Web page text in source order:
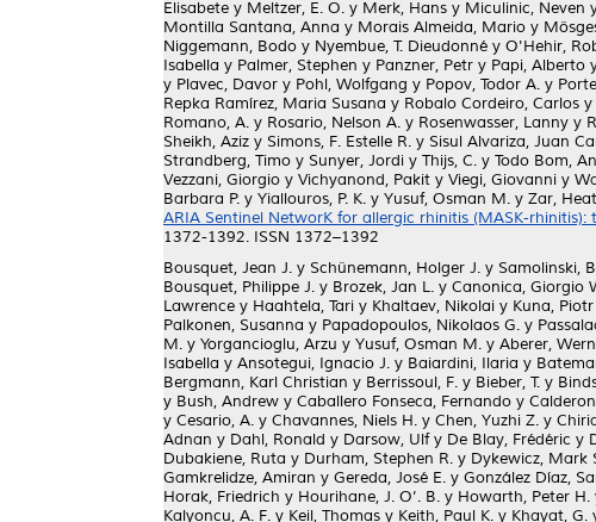
Elisabete y Meltzer, E. O. y Merk, Hans y Miculinic, Neven
Montilla Santana, Anna y Morais Almeida, Mario y
Niggemann, Bodo y Nyembue, T. Dieudonné y O'Hehir,
Isabella y Palmer, Stephen y Panzner, Petr y Papi, Alberto
y Plavec, Davor y Pohl, Wolfgang y Popov, Todor A. y
Repka Ramírez, Maria Susana y Robalo Cordeiro, Carlos y
Romano, A. y Rosario, Nelson A. y Rosenwasser, Lanny y
Sheikh, Aziz y Simons, F. Estelle R. y Sisul Alvariza, Juan
Strandberg, Timo y Sunyer, Jordi y Thijs, C. y Todo Bom,
Vezzani, Giorgio y Vichyanond, Pakit y Viegi, Giovanni y
Barbara P. y Yiallouros, P. K. y Yusuf, Osman M. y Zar,
ARIA Sentinel NetworK for allergic rhinitis (MASK-
1372-1392. ISSN 1372–1392
Bousquet, Jean J. y Schünemann, Holger J. y Samolinski,
Bousquet, Philippe J. y Brozek, Jan L. y Canonica, Giorgio
Lawrence y Haahtela, Tari y Khaltaev, Nikolai y Kuna, Piotr
Palkonen, Susanna y Papadopoulos, Nikolaos G. y
M. y Yorgancioglu, Arzu y Yusuf, Osman M. y Aberer,
Isabella y Ansotegui, Ignacio J. y Baiardini, Ilaria y
Bergmann, Karl Christian y Berrissoul, F. y Bieber, T. y
y Bush, Andrew y Caballero Fonseca, Fernando y
y Cesario, A. y Chavannes, Niels H. y Chen, Yuzhi Z. y
Adnan y Dahl, Ronald y Darsow, Ulfy De Blay, Frédéric y
Dubakiene, Ruta y Durham, Stephen R. y Dykewicz, Mark
Gamkrelidze, Amiran y Gereda, José E. y González Díaz,
Horak, Friedrich y Hourihane, J. O’. B. y Howarth, Peter H.
Kalyoncu, A. F. y Keil, Thomas y Keith, Paul K. y Khayat, G.